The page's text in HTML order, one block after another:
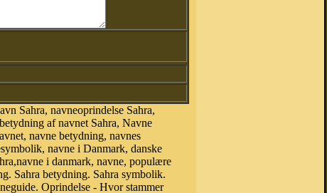
Sahra, navneoprindelse Sahra,
af navnet Sahra, Navne
navne betydning, navnes
navne i Danmark, danske
i danmark, navne, populære
Sahra betydning. Sahra symbolik.
Oprindelse - Hvor stammer